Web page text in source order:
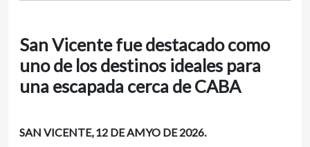
San Vicente fue destacado como
uno de los destinos ideales para
una escapada cerca de CABA
SAN VICENTE, 12 DE AMYO DE 2026.